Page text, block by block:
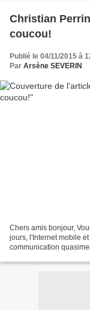
Christian
coucou!
Publié le 04/11/2015 à
Par Arsène SEVERIN
Chers amis bonjour,
jours, l'Internet mobile
communication